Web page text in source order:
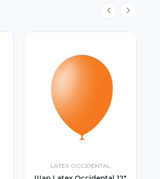
LATEX OCCIDENTAL